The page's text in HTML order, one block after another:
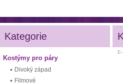
Kategorie
Kostýmy pro páry
Divoký západ
Filmové